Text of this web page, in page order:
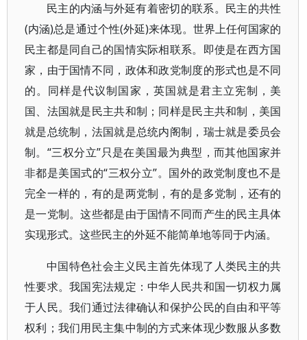
民主的内涵与外延有着密切的联系。民主的共性
(内涵)总是通过个性(外延)来体现。世界上任何国家的
民主都是同自己的国情实际相联系。即使是在西方国
家，由于国情不同，政体和政党制度的形式也是不同
的。同样是代议制国家，英国就是君主立宪制，美
国、法国就是民主共和制；同样是民主共和制，美国
就是总统制，法国就是总统内阁制，瑞士就是委员会
制。“三权分立”只是在美国最为典型，而其他国家并
非都是美国式的“三权分立”。国外的政党制度也不是
完全一样的，有的是两党制，有的是多党制，还有的
是一党制。这些都是由于国情不同而产生的民主具体
实现形式。这些民主的外延不能简单地等同于内涵。
中国特色社会主义民主首先体现了人类民主的共
性要求。我国宪法规定：中华人民共和国一切权力属
于人民。我们通过法律确认和保护公民的自由和平等
权利；我们用民主集中制的方式来体现少数服从多数